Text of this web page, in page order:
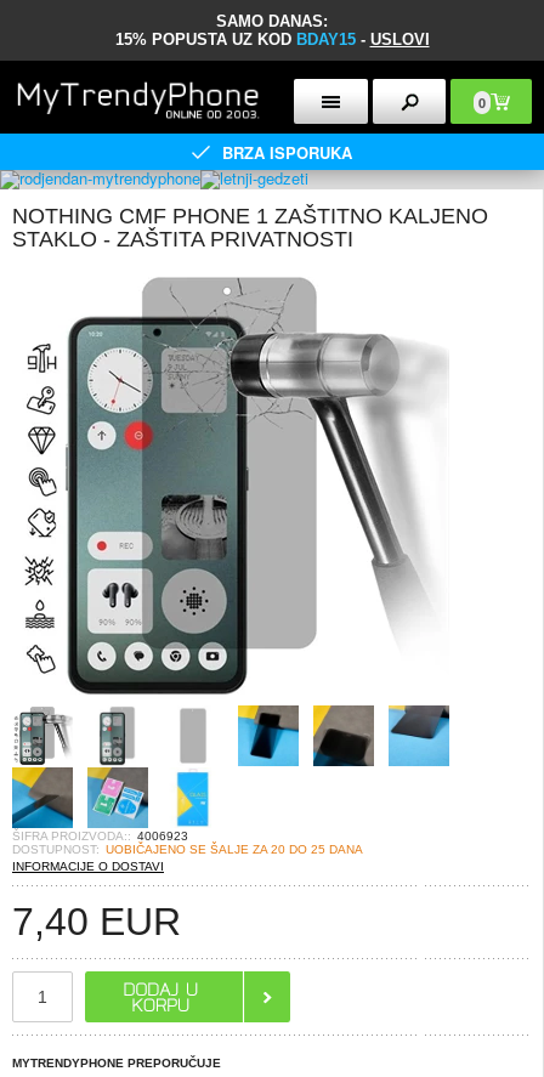
SAMO DANAS:
15% POPUSTA UZ KOD BDAY15 - USLOVI
0
BRZA ISPORUKA
NOTHING CMF PHONE 1 ZAŠTITNO KALJENO
STAKLO - ZAŠTITA PRIVATNOSTI
ŠIFRA PROIZVODA:: 4006923
DOSTUPNOST: UOBIČAJENO SE ŠALJE ZA 20 DO 25 DANA
INFORMACIJE O DOSTAVI
7,40 EUR
MYTRENDYPHONE PREPORUČUJE